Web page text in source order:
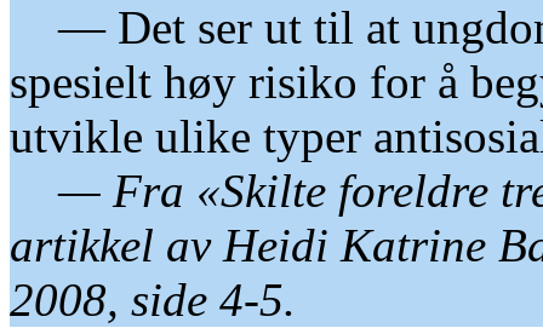
— Det ser ut til at
spesielt høy risiko for å
utvikle ulike typer
— Fra «Skilte foreldre
artikkel av Heidi Katrine
2008, side 4-5.